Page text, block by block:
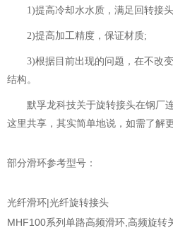
1)提高冷却水水质，满足回转接头
2)提高加工精度，保证材质;
3)根据目前出现的问题，在不改变
结构。
默孚龙科技关于旋转接头在钢厂
这里共享，其实简单地说，如需了解
部分滑环参考型号：
光纤滑环|光纤旋转接头
MHF100系列单路高频滑环,高频旋转